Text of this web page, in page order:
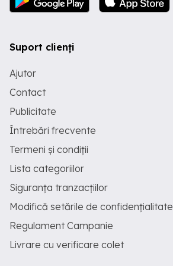
Suport clienți
Ajutor
Contact
Publicitate
Întrebări frecvente
Termeni și condiții
Lista categoriilor
Siguranța tranzacțiilor
Modifică setările de confidențialitate
Regulament Campanie
Livrare cu verificare colet